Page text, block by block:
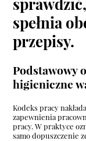
spełnia
przepisy.
Podstawowy
higieniczne
Kodeks pracy
zapewnienia
pracy. W praktyce
samo dopuszczenie